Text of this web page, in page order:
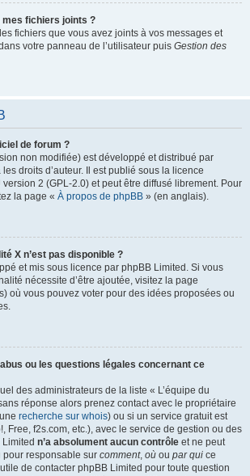
fichiers joints ?
fichiers que vous avez joints à vos messages et
votre panneau de l’utilisateur puis Gestion des
de forum ?
non modifiée) est développé et distribué par
les droits d’auteur. Il est publié sous la licence
2 (GPL-2.0) et peut être diffusé librement. Pour
la page « À propos de phpBB » (en anglais).
X n’est pas disponible ?
et mis sous licence par phpBB Limited. Si vous
nécessite d’être ajoutée, visitez la page
où vous pouvez voter pour des idées proposées ou
ou les questions légales concernant ce
des administrateurs de la liste « L’équipe du
réponse alors prenez contact avec le propriétaire
recherche sur whois) ou si un service gratuit est
Free, f2s.com, etc.), avec le service de gestion ou des
n’a absolument aucun contrôle et ne peut
pour responsable sur comment, où ou par qui ce
de contacter phpBB Limited pour toute question